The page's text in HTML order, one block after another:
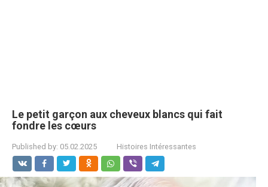
Le petit garçon aux cheveux blancs qui fait
fondre les cœurs
Published by: 05.02.2025 Histoires Intéressantes